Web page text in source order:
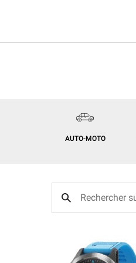
AUTO-MOTO